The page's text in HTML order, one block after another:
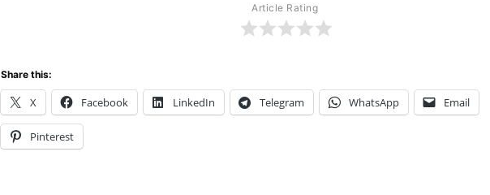
Article Rating
Share this:
X Facebook LinkedIn Telegram WhatsApp Email
Pinterest